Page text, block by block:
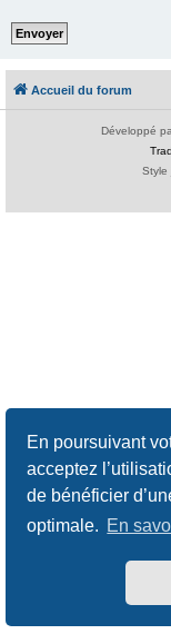
En poursuivant
acceptez
de bénéficier
optimale. En
Accueil du forum
Développé
Style